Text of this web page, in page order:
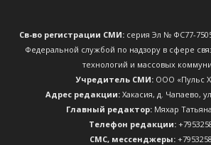
Св-во регистрации СМИ:серия Эл № ФС77-
Федеральной службой по надзору в сфере
технологий и массовых
Учредитель СМИ: ООО «Пульс
Адрес редакции:Хакасия, д. Чапаево,
Главный редактор: Мяхар
Телефон редакции:
CМС, мессенджеры: